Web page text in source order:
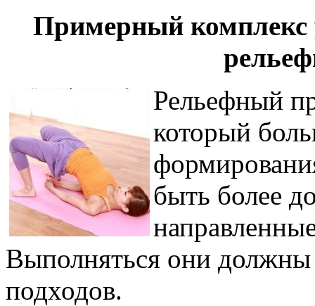
Примерный комплекс
Рельефный
который
быть более
Выполняться они должны
подходов.